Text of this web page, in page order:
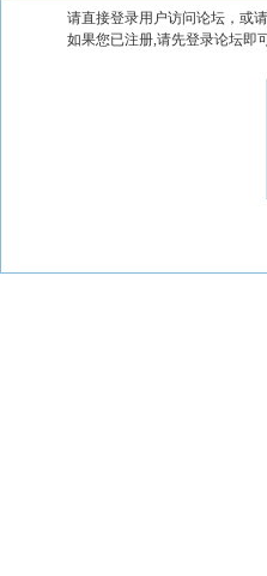
请直接登录用户访问论坛，或请
如果您已注册,请先登录论坛即